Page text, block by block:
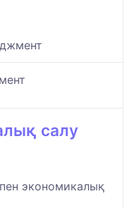
салу
экономикалық